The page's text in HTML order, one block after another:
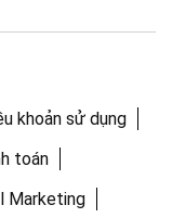
khoản sử dụng
toán
Marketing